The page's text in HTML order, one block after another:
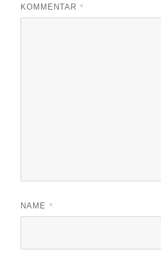
KOMMENTAR *
NAME *